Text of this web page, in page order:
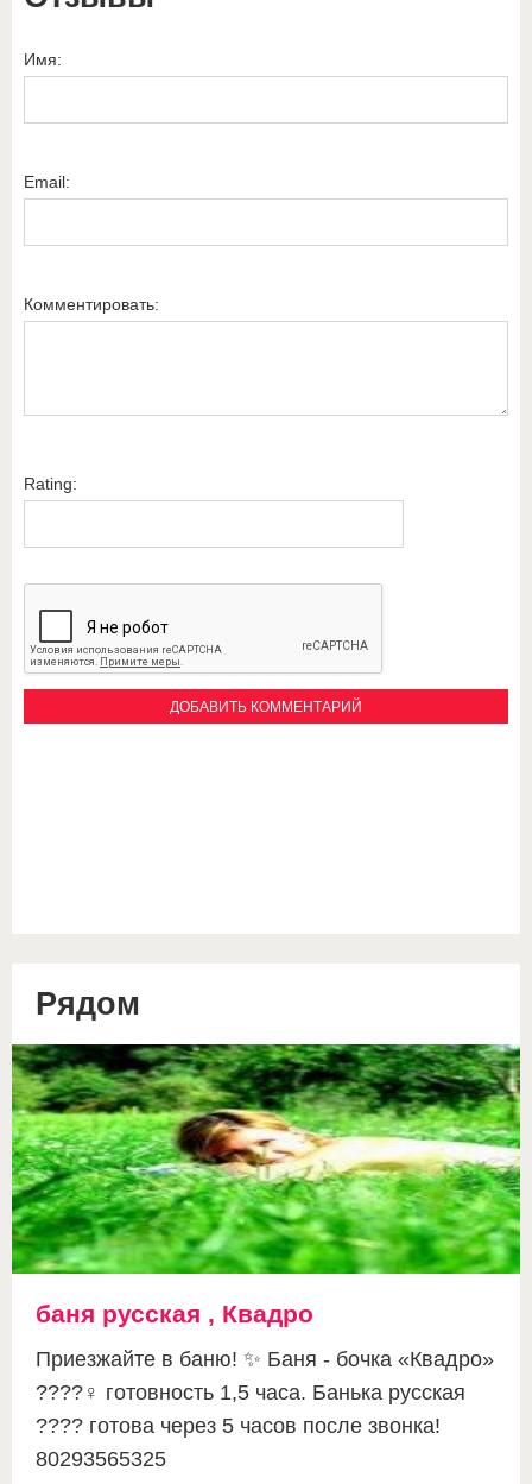
Имя:
Email:
Комментировать:
Rating:
Рядом
баня русская , Квадро
Приезжайте в баню! ✨ Баня - бочка «Квадро»
????‍♀ готовность 1,5 часа. Банька русская
???? готова через 5 часов после звонка!
80293565325